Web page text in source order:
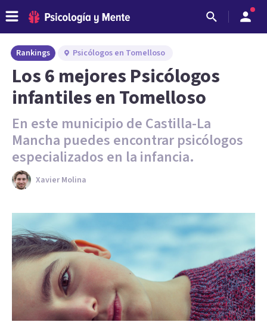
Rankings Psicólogos en Tomelloso
Los 6 mejores Psicólogos
infantiles en Tomelloso
En este municipio de Castilla-La
Mancha puedes encontrar psicólogos
especializados en la infancia.
Xavier Molina